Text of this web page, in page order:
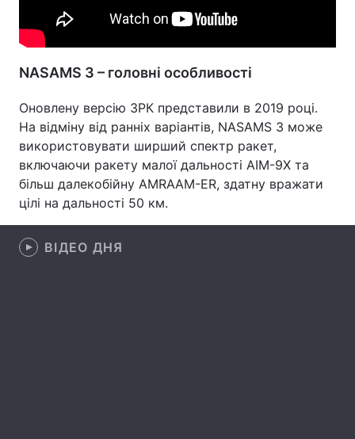
Тема оформлення
NASAMS 3 – головні особливості
Оновлену версію ЗРК представили в 2019 році.
На відміну від ранніх варіантів, NASAMS 3 може
використовувати ширший спектр ракет,
включаючи ракету малої дальності AIM-9X та
більш далекобійну AMRAAM-ER, здатну вражати
цілі на дальності 50 км.
ВІДЕО ДНЯ